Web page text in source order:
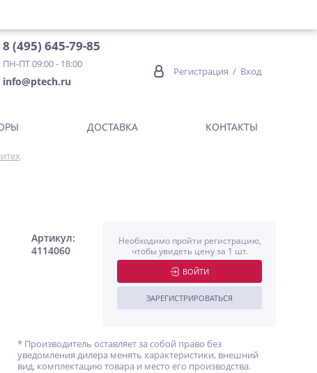
8 (495) 645-79-85
ПН-ПТ 09:00 - 18:00
info@ptech.ru
Регистрация / Вход
ДОСТАВКА КОНТАКТЫ
Артикул:
4114060
Необходимо пройти регистрацию,
чтобы увидеть цену за 1 шт.
ВОЙТИ
ЗАРЕГИСТРИРОВАТЬСЯ
* Производитель оставляет за собой право без
уведомления дилера менять характеристики, внешний
вид, комплектацию товара и место его производства.